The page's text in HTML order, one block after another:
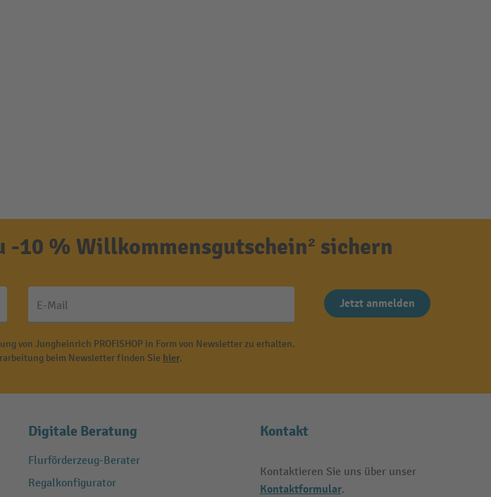
10 % Willkommensgutschein² sichern
E-Mail Jetzt anmelden
von Jungheinrich PROFISHOP in Form von Newsletter zu erhalten.
beim Newsletter finden Sie hier.
Digitale Beratung
Flurförderzeug-Berater
Regalkonfigurator
Kontakt
Kontaktieren Sie uns über unser
Kontaktformular.